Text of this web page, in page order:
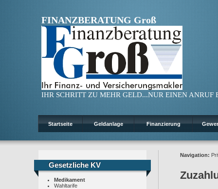
FINANZBERATUNG Groß
IHR SCHRITT ZU MEHR GELD...NUR EINEN ANRUF
Startseite Geldanlage Finanzierung
Gesetzliche KV
Gesetzliche KV
Medikament
Wahltarife
Navigation: